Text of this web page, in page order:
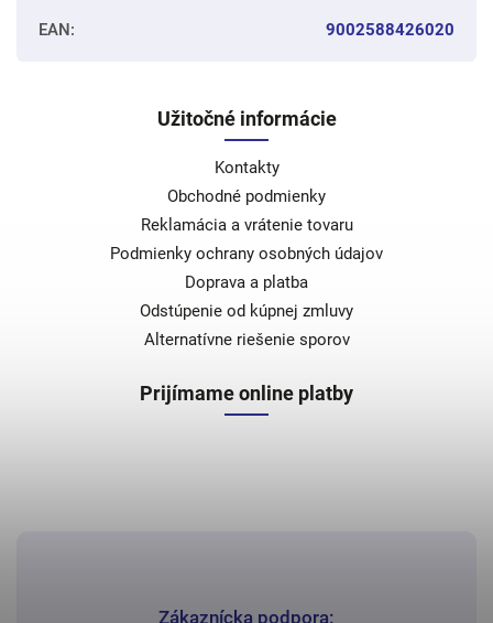
EAN: 9002588426020
Zákaznícka podpora:
Užitočné informácie
Kontakty
Obchodné podmienky
Reklamácia a vrátenie tovaru
Podmienky ochrany osobných údajov
Doprava a platba
Odstúpenie od kúpnej zmluvy
Alternatívne riešenie sporov
Prijímame online platby